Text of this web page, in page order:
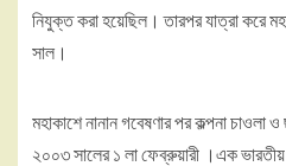
নিযুক্ত করা হয়েছিল। তারপর যাত্রা করে
সাল।
মহাকাশে নানান গবেষণার পর কল্পনা চাওলা
২০০৩ সালের ১ লা ফেব্রুয়ারী ।এক ভারতীয়